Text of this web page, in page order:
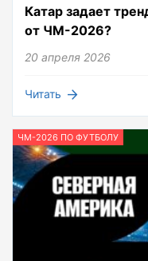
Катар задает
от ЧМ-2026?
20 апреля 2026
Читать
ЧМ-2026 ПО ФУТБОЛУ